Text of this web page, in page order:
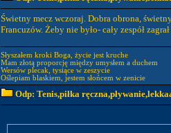
Świetny mecz wczoraj. Dobra obrona,
Francuzów. Żeby nie było- cały zespół
Słyszałem kroki Boga, życie jest kruche
Mam złotą proporcję między umysłem a duchem
Wersów plecak, tysiące w zeszycie
Oślepiam blaskiem, jestem słońcem w zenicie
Odp: Tenis,piłka